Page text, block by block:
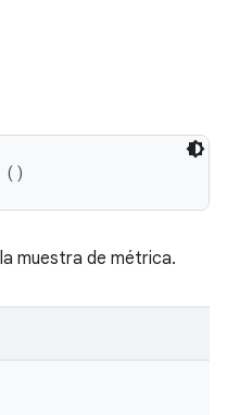
()
muestra de métrica.